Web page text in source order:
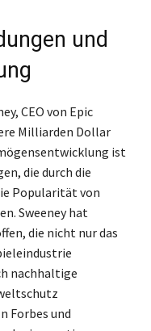
und
CEO von Epic
Milliarden Dollar
ist
die durch die
Popularität von
Sweeney hat
die nicht nur das
nachhaltige
Forbes und